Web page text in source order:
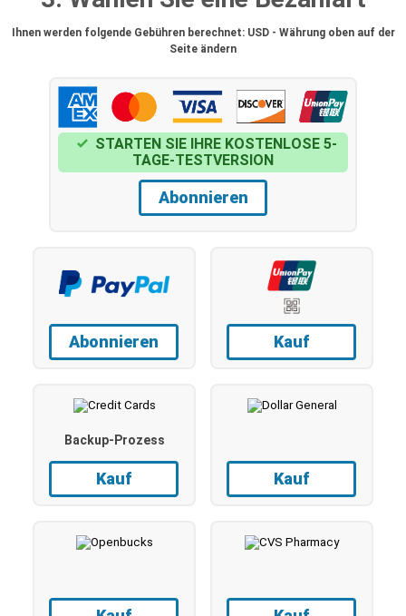
Ihnen werden folgende Gebühren berechnet: USD - Währung oben auf der
Seite ändern
STARTEN SIE IHRE KOSTENLOSE 5-
TAGE-TESTVERSION
Abonnieren
Abonnieren Kauf
Backup-Prozess
Kauf Kauf